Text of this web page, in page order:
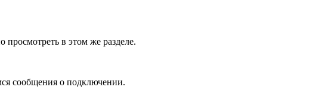
в этом же разделе.
сообщения о подключении.